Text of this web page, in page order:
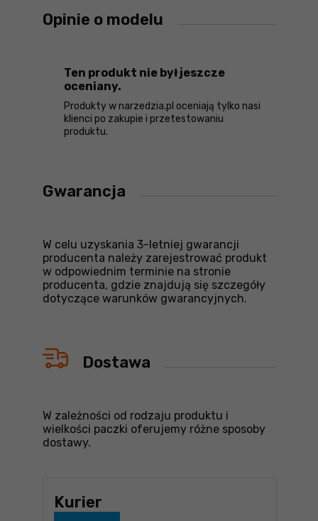
Opinie o modelu
Ten produkt nie był jeszcze
oceniany.
Produkty w narzedzia.pl oceniają tylko nasi
klienci po zakupie i przetestowaniu
produktu.
Gwarancja
W celu uzyskania 3-letniej gwarancji
producenta należy zarejestrować produkt
w odpowiednim terminie na stronie
producenta, gdzie znajdują się szczegóły
dotyczące warunków gwarancyjnych.
Dostawa
W zależności od rodzaju produktu i
wielkości paczki oferujemy różne sposoby
dostawy.
Kurier